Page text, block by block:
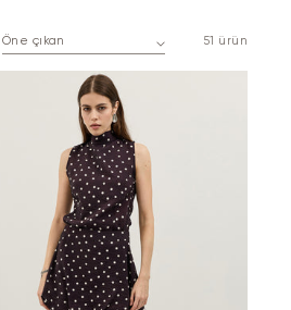
51 ürün